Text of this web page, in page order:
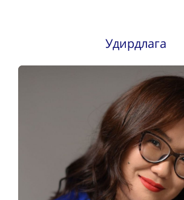
Удирдлага